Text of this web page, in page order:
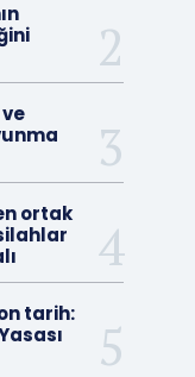
ortak
tarih: